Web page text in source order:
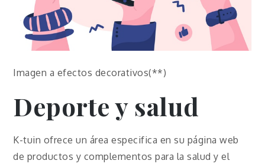
Imagen a efectos decorativos(**)
Deporte y salud
K-tuin ofrece un área especifica en su página web
de productos y complementos para la salud y el